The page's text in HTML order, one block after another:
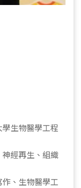
生物醫學工程
經再生、組織
、生物醫學工